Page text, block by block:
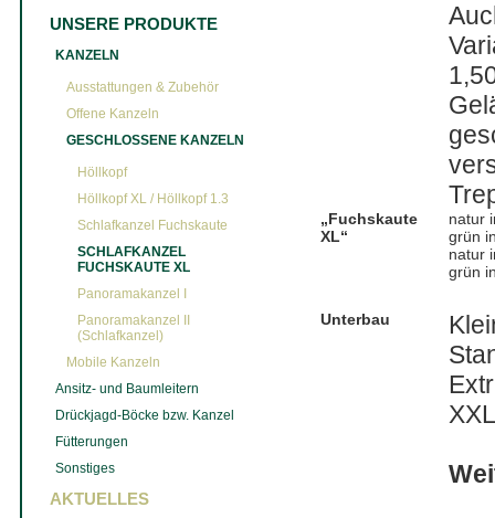
UNSERE PRODUKTE
KANZELN
Ausstattungen & Zubehör
Offene Kanzeln
GESCHLOSSENE KANZELN
Höllkopf
Höllkopf XL / Höllkopf 1.3
Schlafkanzel Fuchskaute
SCHLAFKANZEL
FUCHSKAUTE XL
Panoramakanzel I
Panoramakanzel II
(Schlafkanzel)
Mobile Kanzeln
Ansitz- und Baumleitern
Drückjagd-Böcke bzw. Kanzel
Fütterungen
Sonstiges
AKTUELLES
„Fuchskaute
XL“
natur
grün
natur
grün
Unterbau